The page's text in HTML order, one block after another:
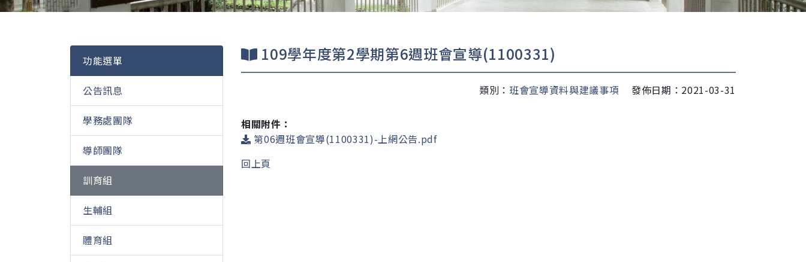
功能選單
公告訊息
學務處團隊
導師團隊
訓育組
生輔組
體育組
109學年度第2學期第6週班會宣導(1100331)
類別： 班會宣導資料與建議事項 發佈日期：2021-03-31
相關附件：
第06週班會宣導(1100331)-上網公告.pdf
回上頁